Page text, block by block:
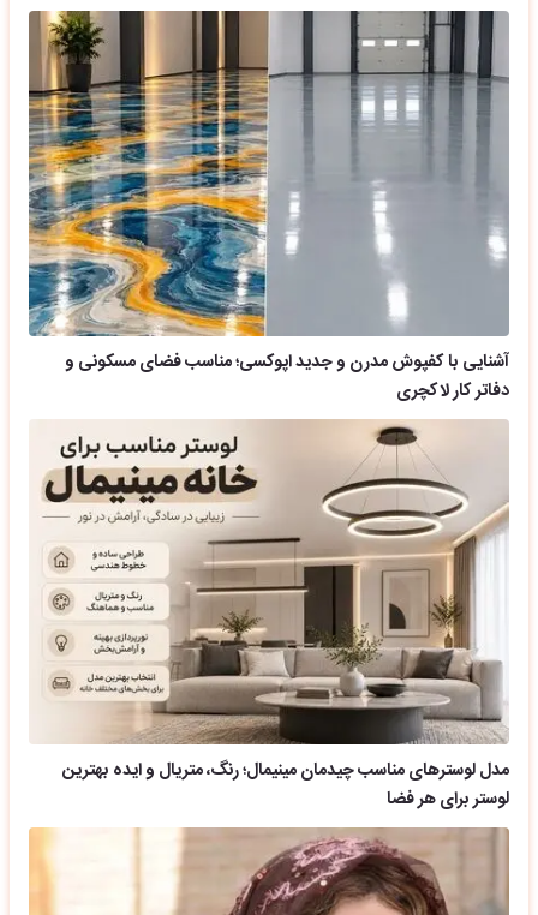
آشنایی با کفپوش مدرن و جدید اپوکسی؛ مناسب فضای مسکونی و
دفاتر کار لاکچری
مدل لوسترهای مناسب چیدمان مینیمال؛ رنگ، متریال و ایده بهترین
لوستر برای هر فضا